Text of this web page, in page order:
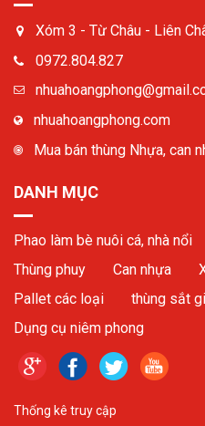
Xóm 3 - Từ Châu - Liên
0972.804.827
nhuahoangphong.com
Mua bán thùng Nhựa, can
DANH MỤC
Phao làm bè nuôi cá, nhà nổi
Thùng phuy
Can nhựa
Pallet các loại
thùng sắt
Dụng cụ niêm phong
Thống kê truy cập